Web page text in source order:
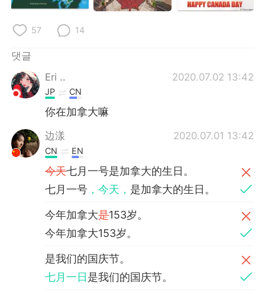
57 14
댓글
Eri ..
2020.07.02 13:42
JP CN
你在加拿大嘛
边漾 2020.07.01 13:42
CN EN
今天七月一号是加拿大的生日。
七月一号 ，今天， 是加拿大的生日。
今年加拿大是153岁。
今年加拿大153岁。
是我们的国庆节。
七月一日是我们的国庆节。